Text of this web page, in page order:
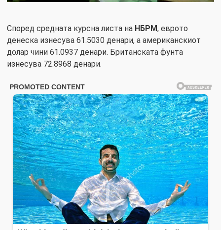
Според средната курсна листа на НБРМ, еврото
денеска изнесува 61.5030 денари, а американскиот
долар чини 61.0937 денари. Британската фунта
изнесува 72.8968 денари.